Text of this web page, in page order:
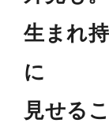
生まれ
に
見せる